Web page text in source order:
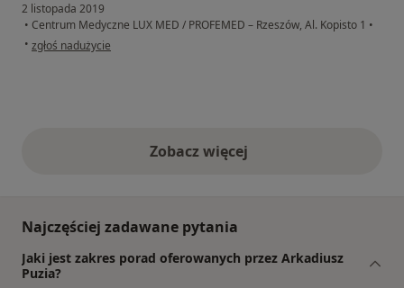
2 listopada 2019
• Centrum Medyczne LUX MED / PROFEMED – Rzeszów, Al. Kopisto 1 •
• w opinii użytkownika Domi
zgłoś nadużycie
Zobacz więcejopinie powyżej
Najczęściej zadawane pytania
Jaki jest zakres porad oferowanych przez Arkadiusz
Puzia?